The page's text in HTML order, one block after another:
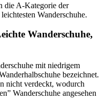
die A-Kategorie der
Wanderschuhe.
Wanderschuhe,
mit niedrigem
bezeichnet.
nicht verdeckt, wodurch
Wanderschuhe angesehen